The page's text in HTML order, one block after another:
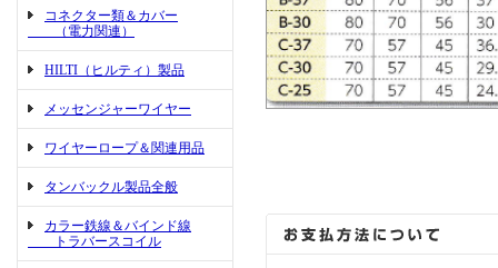
コネクター類＆カバー
（電力関連）
HILTI（ヒルティ）製品
メッセンジャーワイヤー
ワイヤーロープ＆関連用品
タンバックル製品全般
カラー鉄線＆バインド線
トラバースコイル